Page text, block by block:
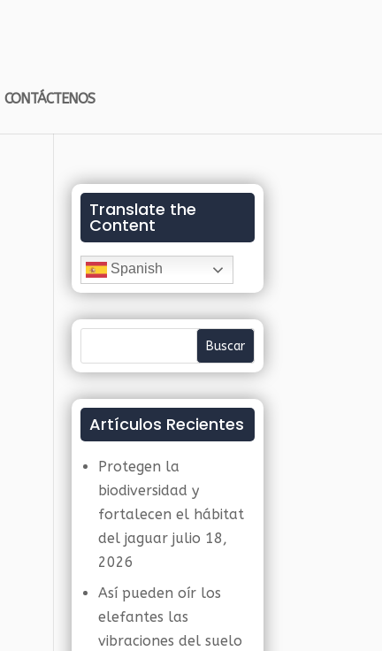
CONTÁCTENOS
Translate the
Content
Spanish
Artículos Recientes
Protegen la
biodiversidad y
fortalecen el hábitat
del jaguar julio 18,
2026
Así pueden oír los
elefantes las
vibraciones del suelo